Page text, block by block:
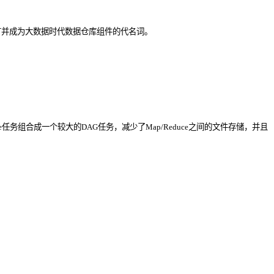
成为大数据时代数据仓库组件的代名词。
务组合成一个较大的DAG任务，减少了Map/Reduce之间的文件存储，并且